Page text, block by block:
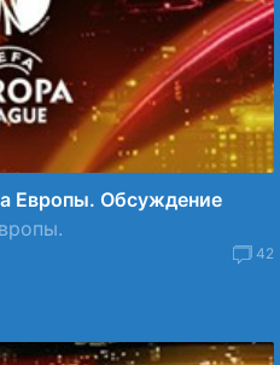
Европы. Обсуждение
42